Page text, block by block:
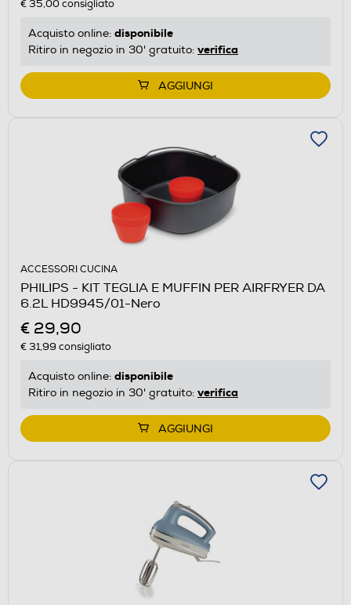
€ 35,00consigliato
Acquisto online: disponibile
Ritiro in negozio in 30' gratuito: verifica
AGGIUNGI
ACCESSORI CUCINA
PHILIPS - KIT TEGLIA E MUFFIN PER AIRFRYER DA
6.2L HD9945/01-Nero
€ 29,90
€ 31,99 consigliato
Acquisto online: disponibile
Ritiro in negozio in 30' gratuito: verifica
AGGIUNGI